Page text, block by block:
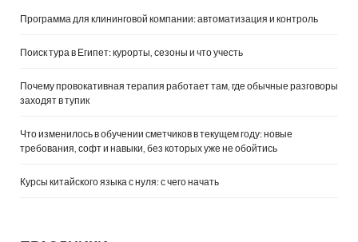
Программа для клининговой компании: автоматизация и контроль
Поиск тура в Египет: курорты, сезоны и что учесть
Почему провокативная терапия работает там, где обычные разговоры
заходят в тупик
Что изменилось в обучении сметчиков в текущем году: новые
требования, софт и навыки, без которых уже не обойтись
Курсы китайского языка с нуля: с чего начать